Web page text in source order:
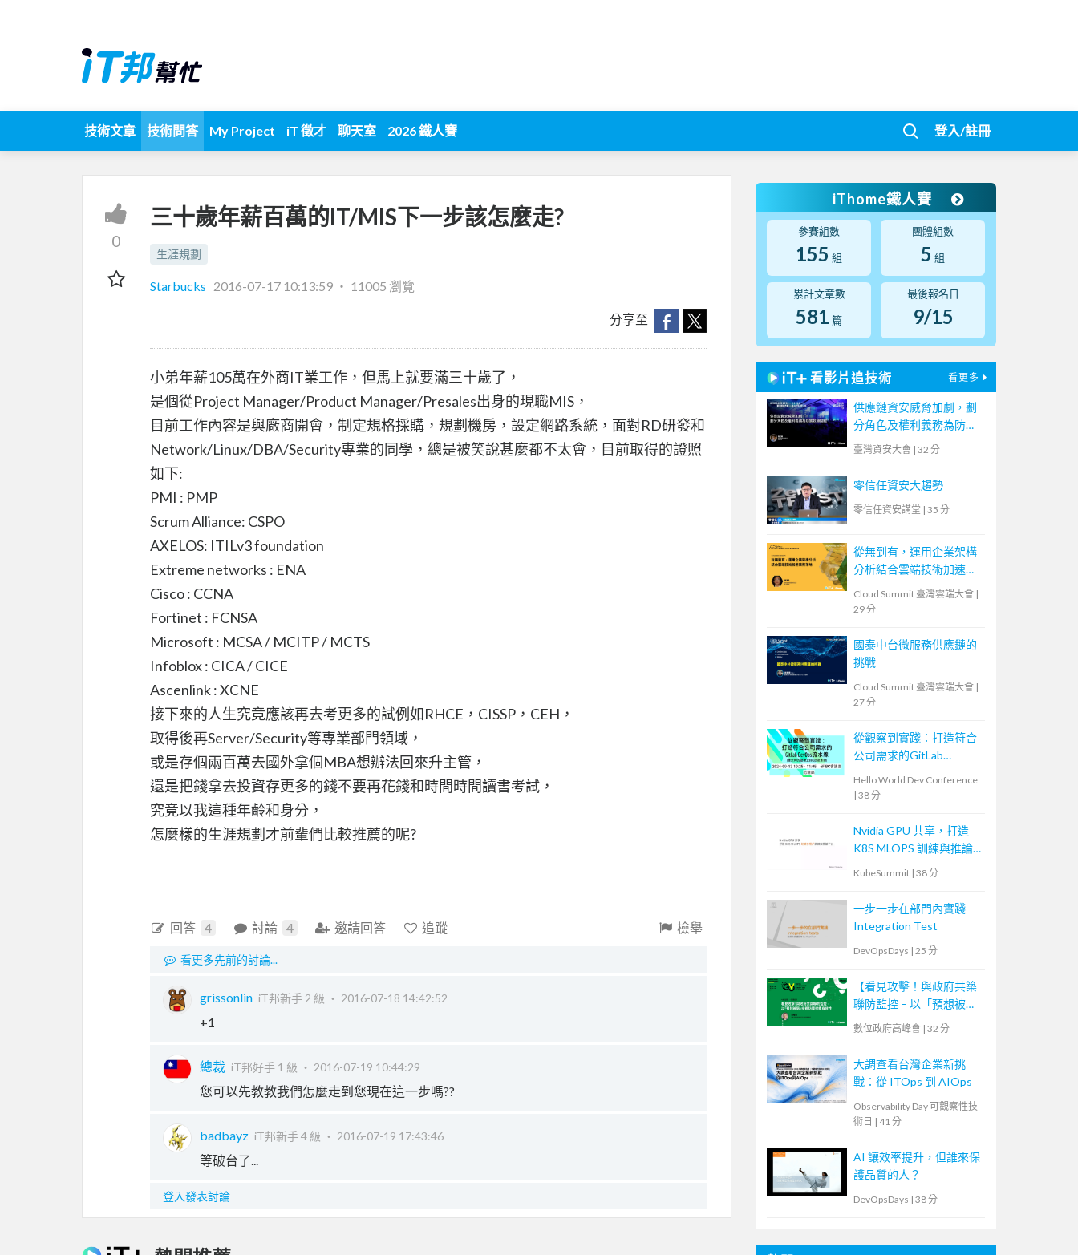
技術文章 技術問答 My Project iT 徵才 聊天室 2026 鐵人賽 登入/註冊
0
三十歲年薪百萬的IT/MIS下一步該怎麼走?
生涯規劃
Starbucks 2016-07-17 10:13:59 ‧ 11005 瀏覽
分享至
小弟年薪105萬在外商IT業工作，但馬上就要滿三十歲了，
是個從Project Manager/Product Manager/Presales出身的現職MIS，
目前工作內容是與廠商開會，制定規格採購，規劃機房，設定網路系統，面對RD研發和
Network/Linux/DBA/Security專業的同學，總是被笑說甚麼都不太會，目前取得的證照
如下:
PMI : PMP
Scrum Alliance: CSPO
AXELOS: ITILv3 foundation
Extreme networks : ENA
Cisco : CCNA
Fortinet : FCNSA
Microsoft : MCSA / MCITP / MCTS
Infoblox : CICA / CICE
Ascenlink : XCNE
接下來的人生究竟應該再去考更多的試例如RHCE，CISSP，CEH，
取得後再Server/Security等專業部門領域，
或是存個兩百萬去國外拿個MBA想辦法回來升主管，
還是把錢拿去投資存更多的錢不要再花錢和時間時間讀書考試，
究竟以我這種年齡和身分，
怎麼樣的生涯規劃才前輩們比較推薦的呢?
回答 4 討論 4 邀請回答 追蹤 檢舉
看更多先前的討論...
grissonlin iT邦新手 2 級 ‧ 2016-07-18 14:42:52
+1
總裁 iT邦好手 1 級 ‧ 2016-07-19 10:44:29
您可以先教教我們怎麼走到您現在這一步嗎??
badbayz iT邦新手 4 級 ‧ 2016-07-19 17:43:46
等破台了...
登入發表討論
iThome鐵人賽
參賽組數
155 組
團體組數
5 組
累計文章數
581 篇
最後報名日
9/15
看影片追技術 看更多
供應鏈資安威脅加劇，劃
分角色及權利義務為防禦
致勝關鍵
臺灣資安大會 | 32 分
零信任資安大趨勢
零信任資安講堂 | 35 分
從無到有，運用企業架構
分析結合雲端技術加速業
Cloud Summit 臺灣雲端大會 |
29 分
國泰中台微服務供應鏈的
挑戰
Cloud Summit 臺灣雲端大會 |
27 分
從觀察到實踐：打造符合
公司需求的GitLab
Hello World Dev Conference
| 38 分
Nvidia GPU 共享，打造
K8S MLOPS 訓練與推論
KubeSummit | 38 分
一步一步在部門內實踐
Integration Test
DevOpsDays | 25 分
【看見攻擊！與政府共築
聯防監控 – 以「預想被
駭」檢視防護架構有效
數位政府高峰會 | 32 分
大調查看台灣企業新挑
戰：從 ITOps 到 AIOps
Observability Day 可觀察性技
術日 | 41 分
AI 讓效率提升，但誰來保
護品質的人？
DevOpsDays | 38 分